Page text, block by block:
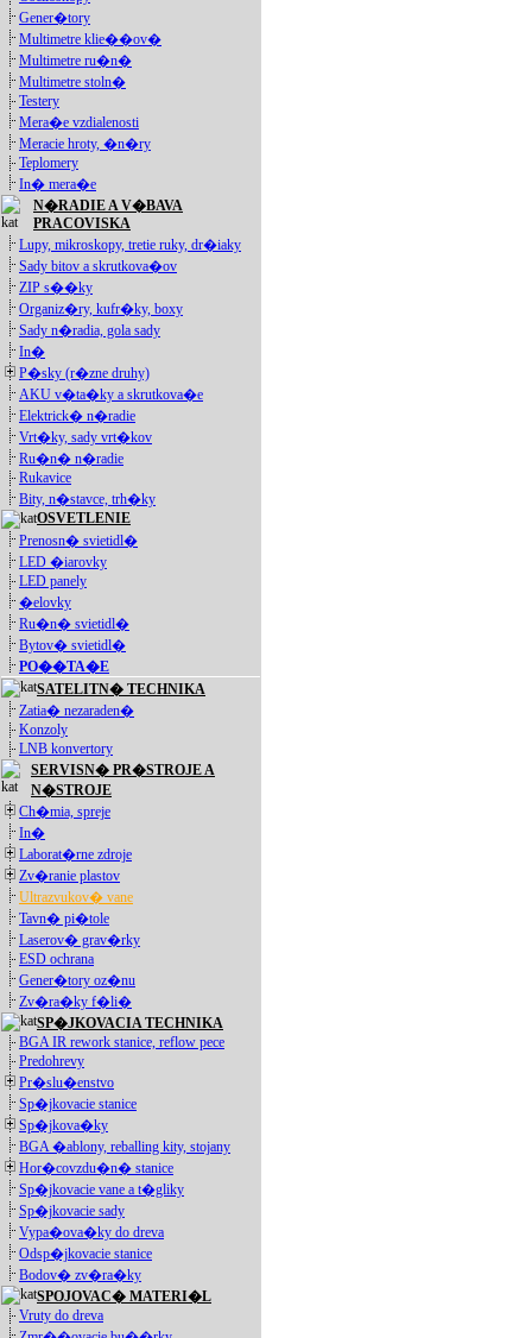
Gener�tory
Multimetre klie��ov�
Multimetre ru�n�
Multimetre stoln�
Testery
Mera�e vzdialenosti
Meracie hroty, �n�ry
Teplomery
In� mera�e
N�RADIE A V�BAVA
PRACOVISKA
Lupy, mikroskopy, tretie ruky, dr�iaky
Sady bitov a skrutkova�ov
ZIP s��ky
Organiz�ry, kufr�ky, boxy
Sady n�radia, gola sady
In�
P�sky (r�zne druhy)
AKU v�ta�ky a skrutkova�e
Elektrick� n�radie
Vrt�ky, sady vrt�kov
Ru�n� n�radie
Rukavice
Bity, n�stavce, trh�ky
OSVETLENIE
Prenosn� svietidl�
LED �iarovky
LED panely
�elovky
Ru�n� svietidl�
Bytov� svietidl�
PO��TA�E
SATELITN� TECHNIKA
Zatia� nezaraden�
Konzoly
LNB konvertory
SERVISN� PR�STROJE A
N�STROJE
Ch�mia, spreje
In�
Laborat�rne zdroje
Zv�ranie plastov
Ultrazvukov� vane
Tavn� pi�tole
Laserov� grav�rky
ESD ochrana
Gener�tory oz�nu
Zv�ra�ky f�li�
SP�JKOVACIA TECHNIKA
BGA IR rework stanice, reflow pece
Predohrevy
Pr�slu�enstvo
Sp�jkovacie stanice
Sp�jkova�ky
BGA �ablony, reballing kity, stojany
Hor�covzdu�n� stanice
Sp�jkovacie vane a t�gliky
Sp�jkovacie sady
Vypa�ova�ky do dreva
Odsp�jkovacie stanice
Bodov� zv�ra�ky
SPOJOVAC� MATERI�L
Vruty do dreva